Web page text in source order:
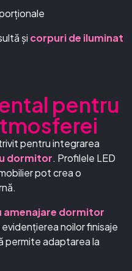
și corpuri de iluminat
pentru
pentru integrarea
dormitor. Profilele LED
pot crea o
amenajare dormitor
noilor finisaje
permite adaptarea la